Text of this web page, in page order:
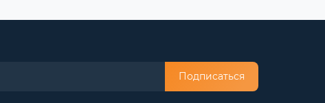
Подписаться